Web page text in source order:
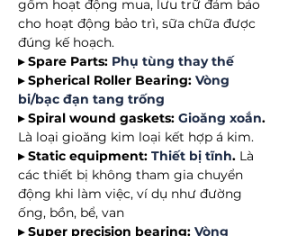
gồm hoạt động mua, lưu trữ đảm bảo
cho hoạt động bảo trì, sữa chữa được
đúng kế hoạch.
▸ Spare Parts: Phụ tùng thay thế
▸ Spherical Roller Bearing: Vòng
bi/bạc đạn tang trống
▸ Spiral wound gaskets: Gioăng xoắn.
Là loại gioăng kim loại kết hợp á kim.
▸ Static equipment: Thiết bị tĩnh. Là
các thiết bị không tham gia chuyển
động khi làm việc, ví dụ như đường
ống, bồn, bể, van
▸ Super precision bearing: Vòng